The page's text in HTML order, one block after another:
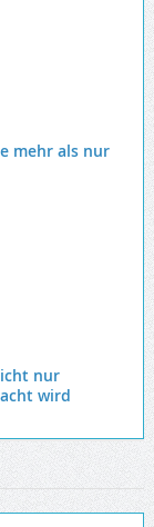
mehr als nur
nur
wird